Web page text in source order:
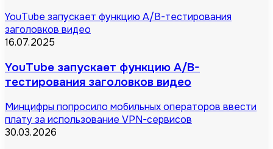
YouTube запускает функцию A/B-тестирования
заголовков видео
16.07.2025
YouTube запускает функцию A/B-
тестирования заголовков видео
Минцифры попросило мобильных операторов ввести
плату за использование VPN-сервисов
30.03.2026